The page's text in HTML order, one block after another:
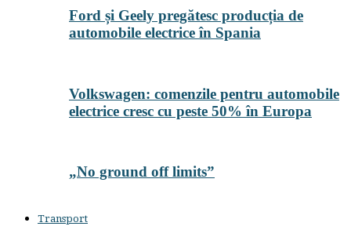
Ford și Geely pregătesc producția de
automobile electrice în Spania
Volkswagen: comenzile pentru automobile
electrice cresc cu peste 50% în Europa
„No ground off limits”
Transport